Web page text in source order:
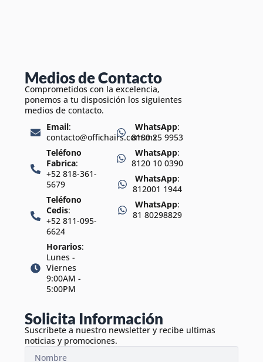
Medios de Contacto
Comprometidos con la excelencia,
ponemos a tu disposición los siguientes
medios de contacto.
Email:
contacto@offichairs.com.mx
Teléfono
Fabrica:
+52 818-361-
5679
Teléfono
Cedis:
+52 811-095-
6624
Horarios:
Lunes -
Viernes
9:00AM -
5:00PM
WhatsApp:
8180 25 9953
WhatsApp:
8120 10 0390
WhatsApp:
812001 1944
WhatsApp:
81 80298829
Solicita Información
Suscríbete a nuestro newsletter y recibe ultimas
noticias y promociones.